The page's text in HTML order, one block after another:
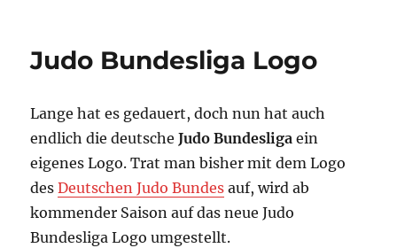
Judo Bundesliga Logo
Lange hat es gedauert, doch nun hat auch
endlich die deutscheJudo Bundesliga ein
eigenes Logo. Trat man bisher mit dem Logo
desDeutschen Judo Bundes auf, wird ab
kommender Saison auf das neue Judo
Bundesliga Logo umgestellt.